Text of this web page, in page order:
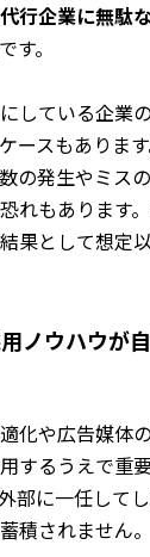
代行企業に無駄
です。
している企業
ースもありま
の発生やミス
れもあります
果として想定
ノウハウが
化や広告媒体
するうえで重
部に一任して
積されません。